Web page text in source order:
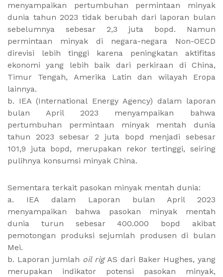
menyampaikan pertumbuhan permintaan minyak
dunia tahun 2023 tidak berubah dari laporan bulan
sebelumnya sebesar 2,3 juta bopd. Namun
permintaan minyak di negara-negara Non-OECD
direvisi lebih tinggi karena peningkatan aktifitas
ekonomi yang lebih baik dari perkiraan di China,
Timur Tengah, Amerika Latin dan wilayah Eropa
lainnya.
b. IEA (International Energy Agency) dalam laporan
bulan April 2023 menyampaikan bahwa
pertumbuhan permintaan minyak mentah dunia
tahun 2023 sebesar 2 juta bopd menjadi sebesar
101,9 juta bopd, merupakan rekor tertinggi, seiring
pulihnya konsumsi minyak China.
Sementara terkait pasokan minyak mentah dunia:
a. IEA dalam Laporan bulan April 2023
menyampaikan bahwa pasokan minyak mentah
dunia turun sebesar 400.000 bopd akibat
pemotongan produksi sejumlah produsen di bulan
Mei.
b. Laporan jumlah oil rigAS dari Baker Hughes, yang
merupakan indikator potensi pasokan minyak,